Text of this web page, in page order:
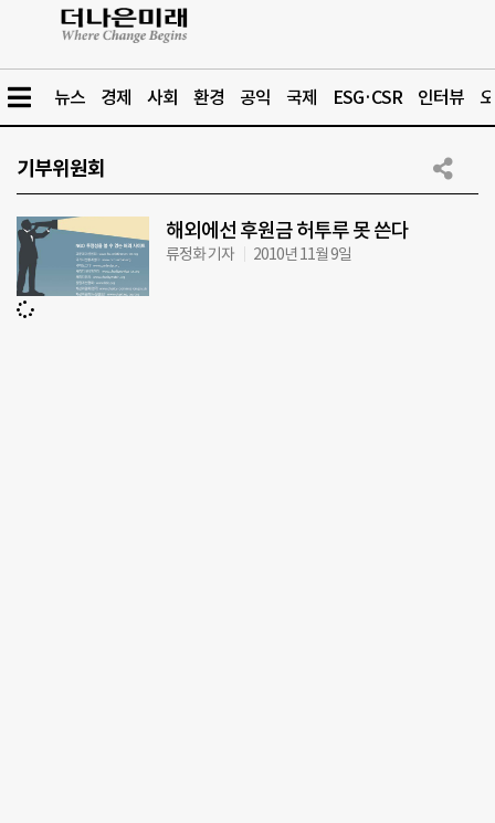
뉴스 경제 사회 환경 공익 국제 ESG·CSR 인터뷰
기부위원회
해외에선 후원금 허투루 못 쓴다
류정화 기자 2010년 11월 9일